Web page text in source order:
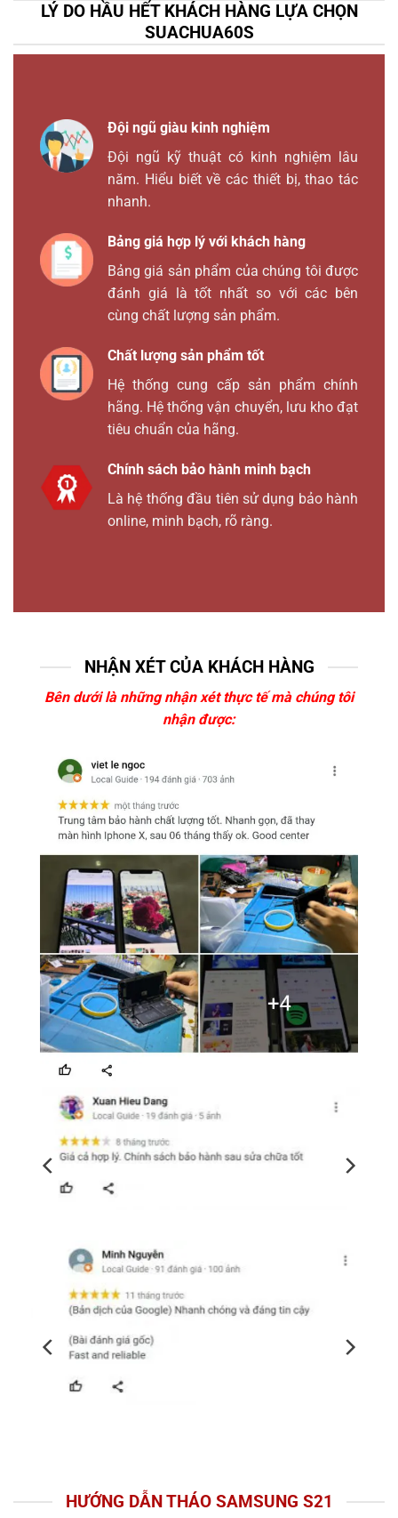
LÝ DO HẦU HẾT KHÁCH HÀNG LỰA CHỌN
SUACHUA60S
Đội ngũ giàu kinh nghiệm
Đội ngũ kỹ thuật có kinh nghiệm lâu
năm. Hiểu biết về các thiết bị, thao tác
nhanh.
Bảng giá hợp lý với khách hàng
Bảng giá sản phẩm của chúng tôi được
đánh giá là tốt nhất so với các bên
cùng chất lượng sản phẩm.
Chất lượng sản phẩm tốt
Hệ thống cung cấp sản phẩm chính
hãng. Hệ thống vận chuyển, lưu kho đạt
tiêu chuẩn của hãng.
Chính sách bảo hành minh bạch
Là hệ thống đầu tiên sử dụng bảo hành
online, minh bạch, rõ ràng.
NHẬN XÉT CỦA KHÁCH HÀNG
Bên dưới là những nhận xét thực tế mà chúng tôi
nhận được:
HƯỚNG DẪN THÁO SAMSUNG S21